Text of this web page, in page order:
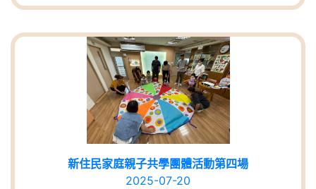
新住民家庭親子共學團體活動第四場
2025-07-20